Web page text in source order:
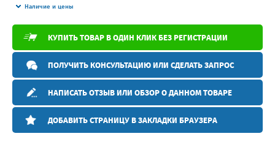
Наличие и цены
КУПИТЬ ТОВАР В ОДИН КЛИК БЕЗ РЕГИСТРАЦИИ
ПОЛУЧИТЬ КОНСУЛЬТАЦИЮ ИЛИ СДЕЛАТЬ ЗАПРОС
НАПИСАТЬ ОТЗЫВ ИЛИ ОБЗОР О ДАННОМ ТОВАРЕ
ДОБАВИТЬ СТРАНИЦУ В ЗАКЛАДКИ БРАУЗЕРА